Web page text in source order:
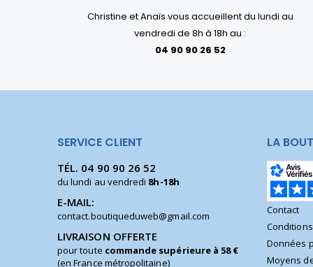
Christine et Anaïs vous accueillent du lundi au
vendredi de 8h à 18h au :
04 90 90 26 52
SERVICE CLIENT
TÉL. 04 90 90 26 52
du lundi au vendredi 8h-18h
E-MAIL:
contact.boutiqueduweb@gmail.com
LIVRAISON OFFERTE
pour toute commande supérieure à 58 €
(en France métropolitaine)
LA
Contact
Données
Moyens